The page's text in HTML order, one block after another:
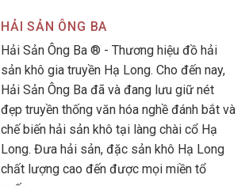
HẢI SẢN ÔNG BA
Hải Sản Ông Ba ® - Thương hiệu đồ hải
sản khô gia truyền Hạ Long. Cho đến nay,
Hải Sản Ông Ba đã và đang lưu giữ nét
đẹp truyền thống văn hóa nghề đánh bắt và
chế biến hải sản khô tại làng chài cổ Hạ
Long. Đưa hải sản, đặc sản khô Hạ Long
chất lượng cao đến được mọi miền tổ